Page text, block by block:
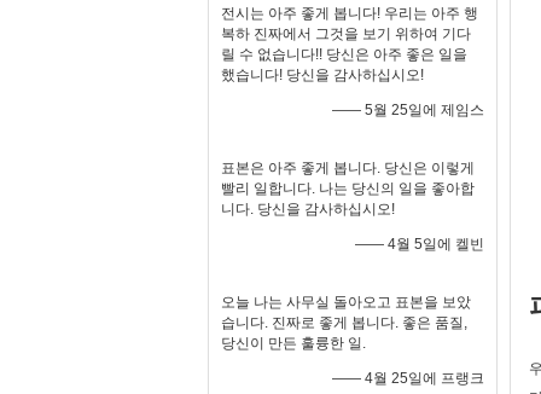
전시는 아주 좋게 봅니다! 우리는 아주 행
복하 진짜에서 그것을 보기 위하여 기다
릴 수 없습니다!! 당신은 아주 좋은 일을
했습니다! 당신을 감사하십시오!
—— 5월 25일에 제임스
표본은 아주 좋게 봅니다. 당신은 이렇게
빨리 일합니다. 나는 당신의 일을 좋아합
니다. 당신을 감사하십시오!
—— 4월 5일에 켈빈
오늘 나는 사무실 돌아오고 표본을 보았
습니다. 진짜로 좋게 봅니다. 좋은 품질,
당신이 만든 훌륭한 일.
—— 4월 25일에 프랭크